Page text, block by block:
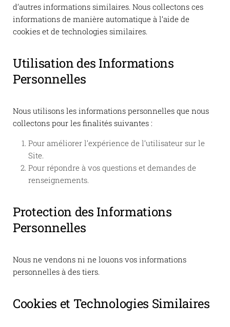
d’autres informations similaires. Nous collectons ces
informations de manière automatique à l’aide de
cookies et de technologies similaires.
Utilisation des Informations
Personnelles
Nous utilisons les informations personnelles que nous
collectons pour les finalités suivantes :
Pour améliorer l’expérience de l’utilisateur sur le
Site.
Pour répondre à vos questions et demandes de
renseignements.
Protection des Informations
Personnelles
Nous ne vendons ni ne louons vos informations
personnelles à des tiers.
Cookies et Technologies Similaires